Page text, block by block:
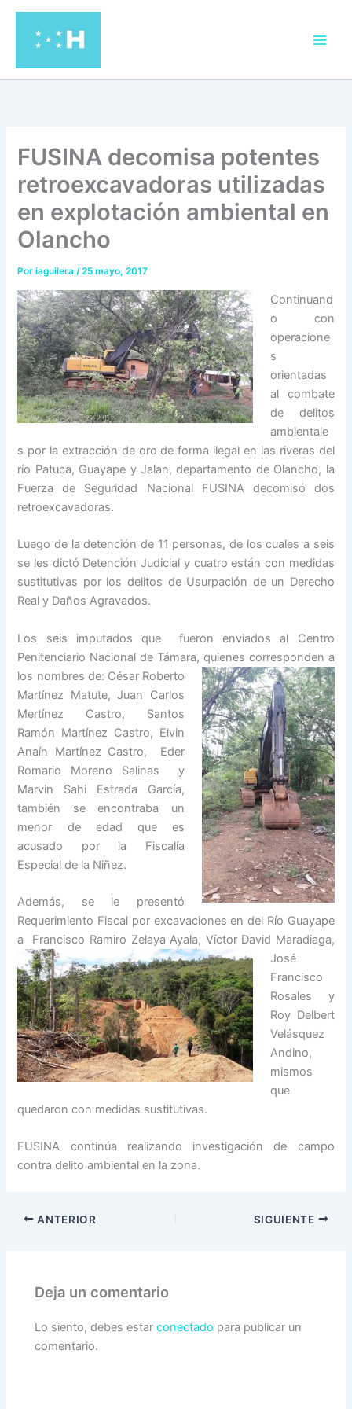
contenido
FUSINA decomisa potentes
retroexcavadoras utilizadas
en explotación ambiental en
Olancho
Poriaguilera/25 mayo, 2017
Continuand
o con
operacione
s
orientadas
al combate
de delitos
ambientale
s por la extracción de oro de forma ilegal en las riveras del
río Patuca, Guayape y Jalan, departamento de Olancho, la
Fuerza de Seguridad Nacional FUSINA decomisó dos
retroexcavadoras.
Luego de la detención de 11 personas, de los cuales a seis
se les dictó Detención Judicial y cuatro están con medidas
sustitutivas por los delitos de Usurpación de un Derecho
Real y Daños Agravados.
Los seis imputados que fueron enviados al Centro
Penitenciario Nacional de Támara, quienes corresponden a
los nombres de: César Roberto
Martínez Matute, Juan Carlos
Mertínez Castro, Santos
Ramón Martínez Castro, Elvin
Anaín Martínez Castro, Eder
Romario Moreno Salinas y
Marvin Sahi Estrada García,
también se encontraba un
menor de edad que es
acusado por la Fiscalía
Especial de la Niñez.
Además, se le presentó
Requerimiento Fiscal por excavaciones en del Río Guayape
a Francisco Ramiro Zelaya Ayala, Víctor David Maradiaga,
José
Francisco
Rosales y
Roy Delbert
Velásquez
Andino,
mismos
que
quedaron con medidas sustitutivas.
FUSINA continúa realizando investigación de campo
contra delito ambiental en la zona.
ANTERIOR SIGUIENTE
Deja un comentario
Lo siento, debes estarconectado para publicar un
comentario.